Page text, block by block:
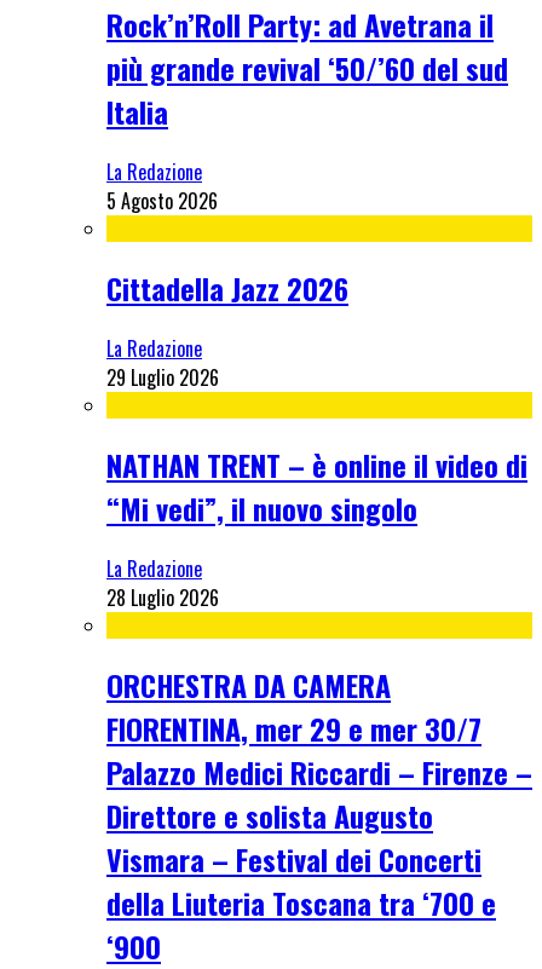
Rock’n’Roll Party: ad Avetrana il
più grande revival ‘50/’60 del sud
Italia
La Redazione
5 Agosto 2026
Cittadella Jazz 2026
La Redazione
29 Luglio 2026
NATHAN TRENT – è online il video di
“Mi vedi”, il nuovo singolo
La Redazione
28 Luglio 2026
ORCHESTRA DA CAMERA
FIORENTINA, mer 29 e mer 30/7
Palazzo Medici Riccardi – Firenze –
Direttore e solista Augusto
Vismara – Festival dei Concerti
della Liuteria Toscana tra ‘700 e
‘900